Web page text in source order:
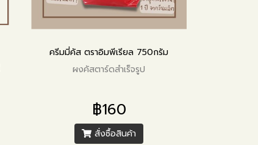
ครีมมี่คัส ตราอิมพีเรียล 750กรัม
ผงคัสตาร์ดสำเร็จรูป
฿160
สั่งซื้อสินค้า